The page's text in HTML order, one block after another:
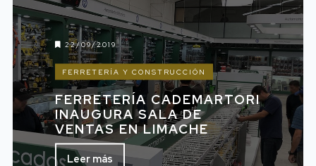
22/09/2019
FERRETERÍA Y CONSTRUCCIÓN
FERRETERÍA CADEMARTORI
INAUGURA SALA DE
VENTAS EN LIMACHE
Leer más